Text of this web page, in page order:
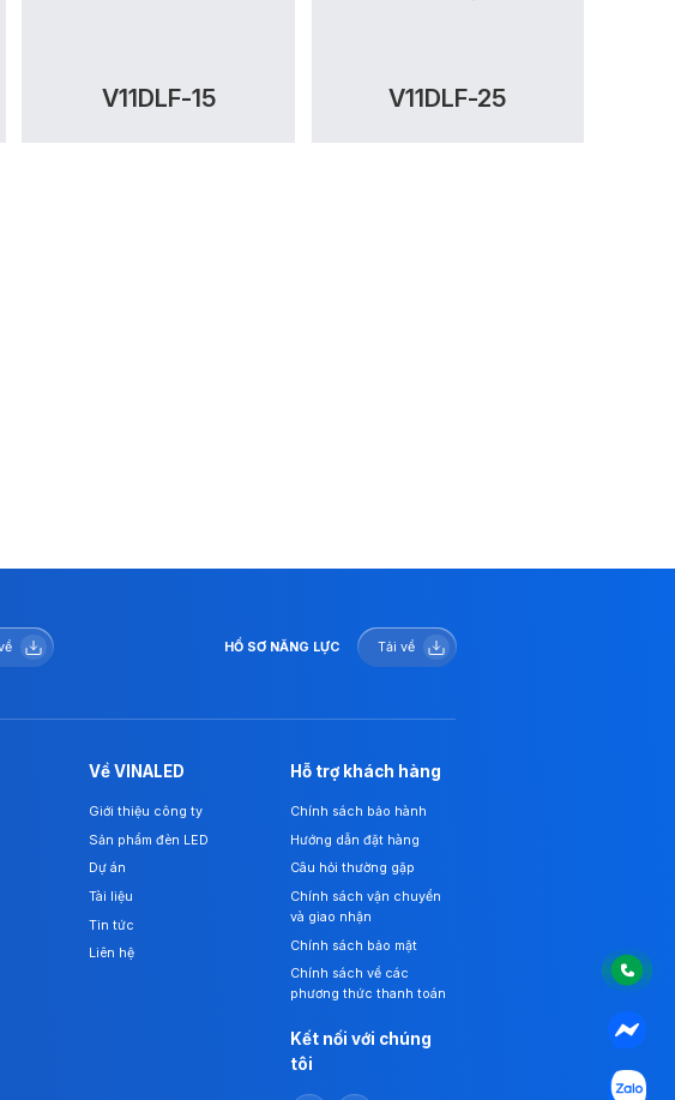
V11DLF-15 V11DLF-25
HỒ SƠ NĂNG LỰC Tải về
Về VINALED
Giới thiệu công ty
Sản phẩm đèn LED
Dự án
Tài liệu
Tin tức
Liên hệ
Hỗ trợ khách hàng
Chính sách bảo hành
Hướng dẫn đặt hàng
Câu hỏi thường gặp
Chính sách vận chuyển
và giao nhận
Chính sách bảo mật
Chính sách về các
phương thức thanh toán
Kết nối với chúng
tôi